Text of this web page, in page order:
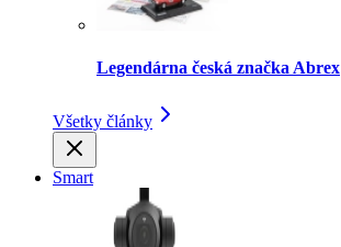
Legendárna česká značka Abrex
Všetky články
Smart